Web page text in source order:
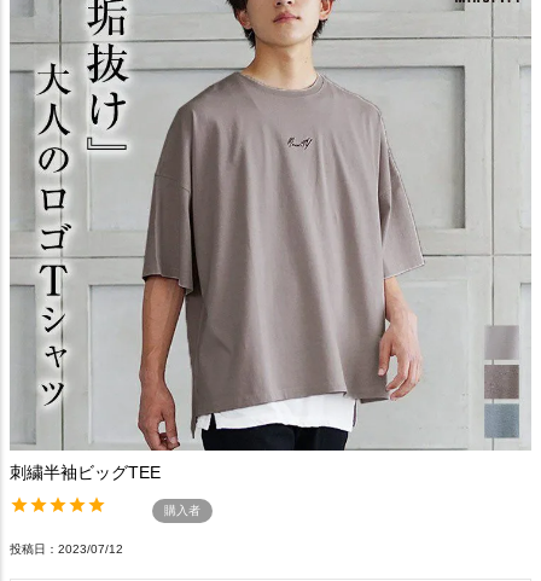
刺繍半袖ビッグTEE
購入者
投稿日 2023/07/12